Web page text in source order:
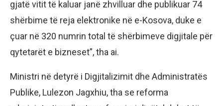
gjatë vitit të kaluar janë zhvilluar dhe publikuar 74
shërbime të reja elektronike në e-Kosova, duke e
çuar në 320 numrin total të shërbimeve digjitale për
qytetarët e bizneset”, tha ai.
Ministri në detyrë i Digjitalizimit dhe Administratës
Publike, Lulezon Jagxhiu, tha se reforma